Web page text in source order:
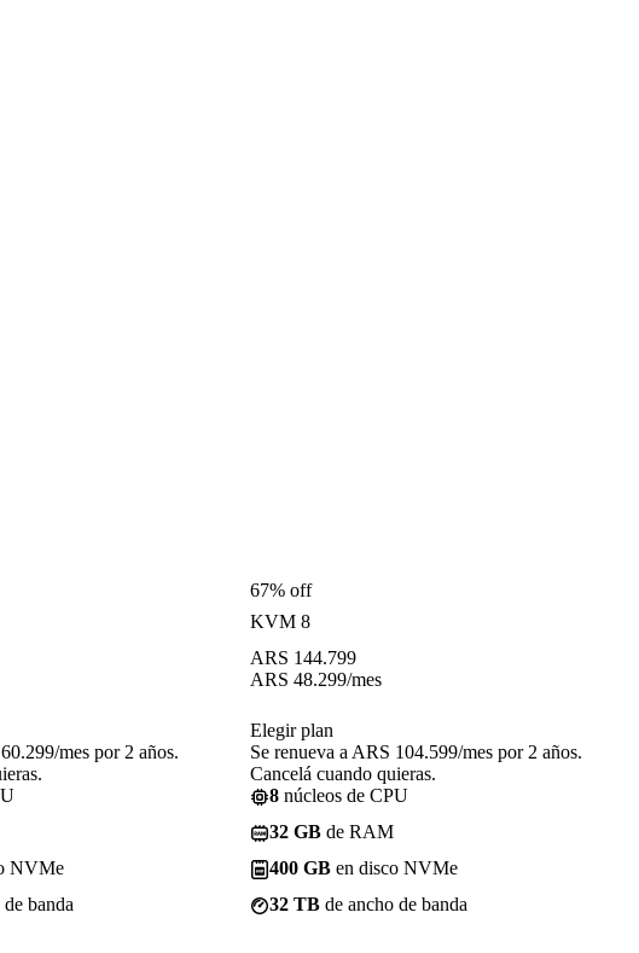
mes por 2 años.
NVMe
banda
67% off
KVM 8
ARS 144.799
ARS 48.299/mes
Elegir plan
Se renueva a ARS 104.599/mes por 2 años.
Cancelá cuando quieras.
8 núcleos de CPU
32 GB de RAM
400 GB en disco NVMe
32 TB de ancho de banda